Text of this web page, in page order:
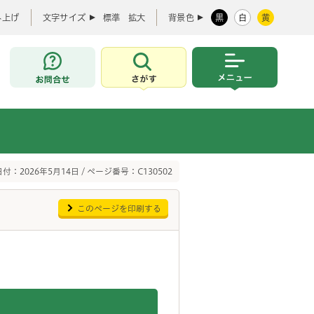
上げ 文字サイズ 標準 拡大 背景色 黒 白 黄
お問合せ
さがす
付：2026年5月14日 / ページ番号：C130502
このページを印刷する